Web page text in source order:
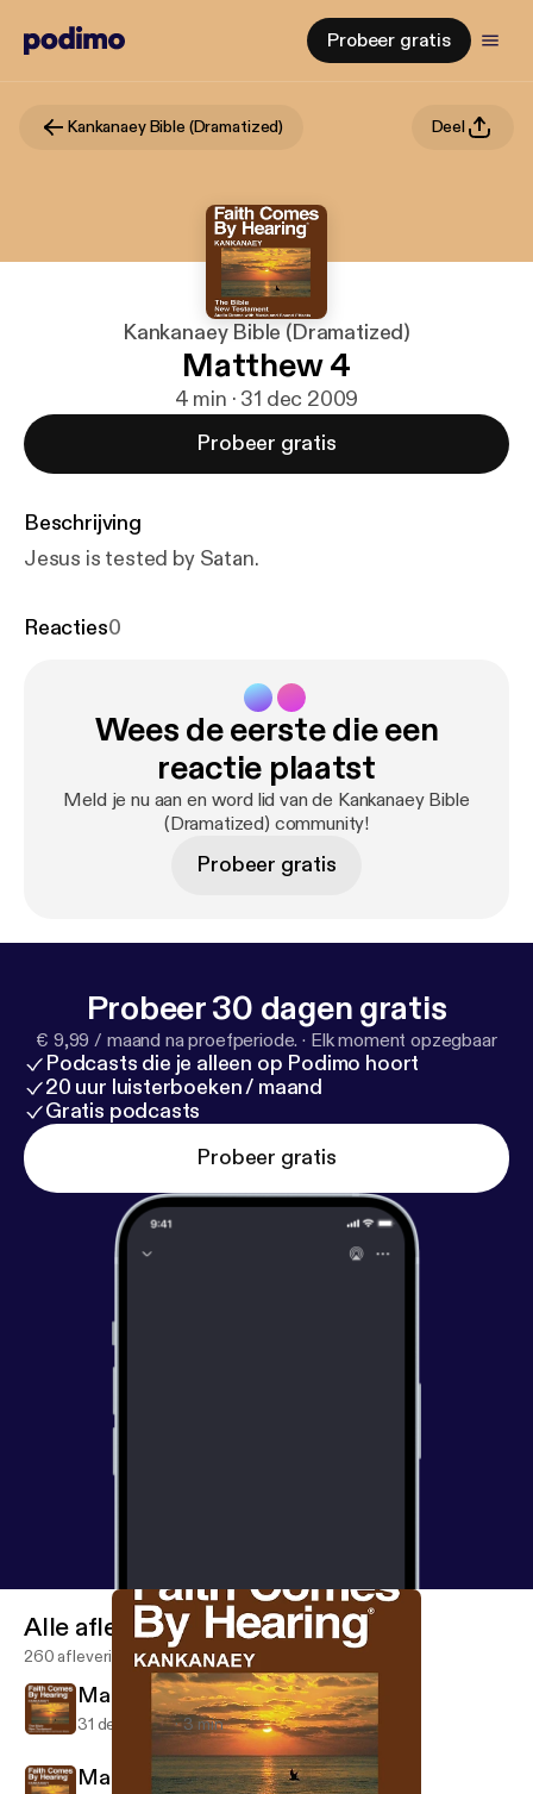
Probeer gratis
Kankanaey Bible (Dramatized) Deel
Kankanaey Bible (Dramatized)
Matthew 4
4 min · 31 dec 2009
Probeer gratis
Beschrijving
Jesus is tested by Satan.
Reacties0
Wees de eerste die een
reactie plaatst
Meld je nu aan en word lid van de Kankanaey Bible
(Dramatized) community!
Probeer gratis
Probeer 30 dagen gratis
€ 9,99 / maand na proefperiode. · Elk moment opzegbaar
Podcasts die je alleen op Podimo hoort
20 uur luisterboeken / maand
Gratis podcasts
Probeer gratis
Alle afleveringen
260 afleveringen
Matthew 1
31 dec 2009 3 min
Matthew 2